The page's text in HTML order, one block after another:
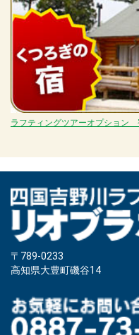
ラフティングツアーオプション
〒789-0233
高知県大豊町磯谷14